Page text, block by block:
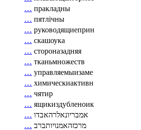
… пракладны
… пятлічны
… руководящиеприн
… скашоука
… стороназадняя
… тканьмножеств
… управляемыизаме
… химическиактивн
… чятир
… ящикиздубленоик
… אמבריונאלרהאבדו
… מרכזהאמנויותברב